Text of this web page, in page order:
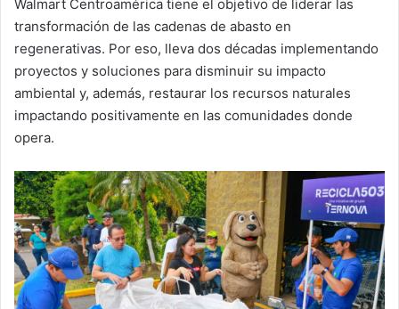
Walmart Centroamérica tiene el objetivo de liderar las
transformación de las cadenas de abasto en
regenerativas. Por eso, lleva dos décadas implementando
proyectos y soluciones para disminuir su impacto
ambiental y, además, restaurar los recursos naturales
impactando positivamente en las comunidades donde
opera.